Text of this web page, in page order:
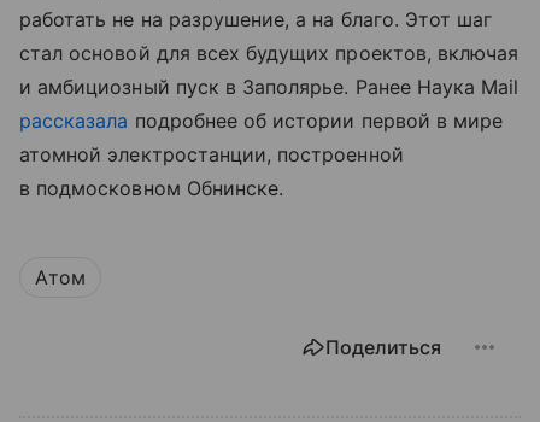
работать не на разрушение, а на благо. Этот шаг
стал основой для всех будущих проектов, включая
и амбициозный пуск в Заполярье. Ранее Наука Mail
рассказала подробнее об истории первой в мире
атомной электростанции, построенной
в подмосковном Обнинске.
Атом
Поделиться